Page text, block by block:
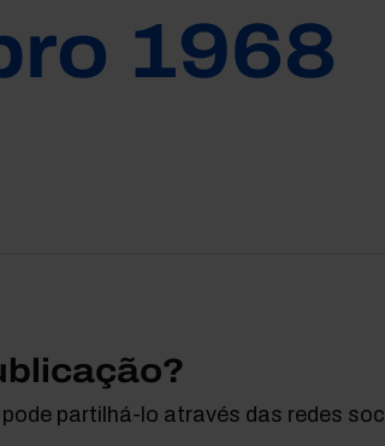
1968
partilhá-lo através das redes